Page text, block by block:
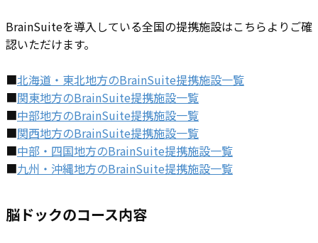
BrainSuiteを導入している全国の提携施設はこちらよりご確
認いただけます。
■北海道・東北地方のBrainSuite提携施設一覧
■関東地方のBrainSuite提携施設一覧
■中部地方のBrainSuite提携施設一覧
■関西地方のBrainSuite提携施設一覧
■中部・四国地方のBrainSuite提携施設一覧
■九州・沖縄地方のBrainSuite提携施設一覧
脳ドックのコース内容